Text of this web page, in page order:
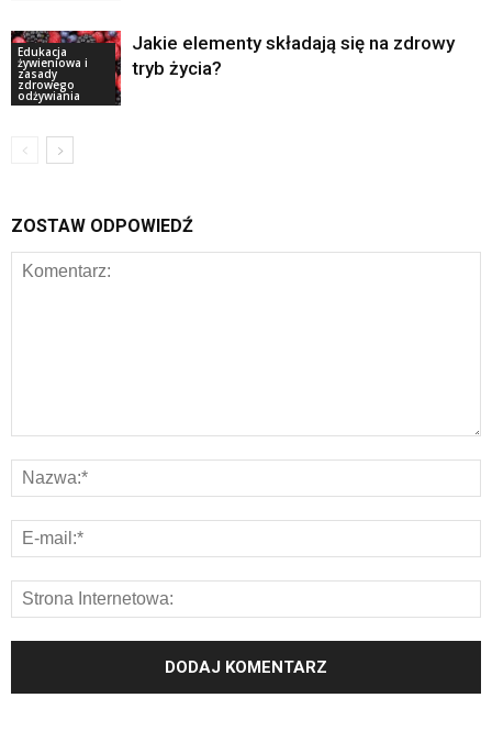
Edukacja
żywieniowa i
zasady
zdrowego
odżywiania
Jakie elementy składają się na zdrowy
tryb życia?
ZOSTAW ODPOWIEDŹ